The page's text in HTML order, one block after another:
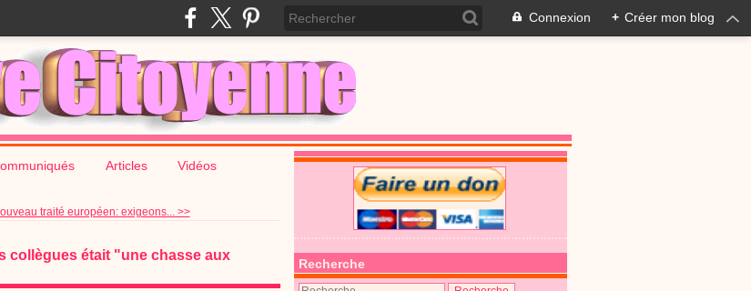
Connexion + Créer mon blog
Articles Vidéos
traité européen: exigeons... >>
collègues était "une chasse aux
Recherche